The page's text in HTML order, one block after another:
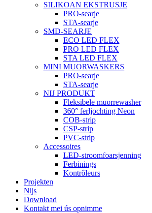
SILIKOAN EKSTRUSJE
PRO-searje
STA-searje
SMD-SEARJE
ECO LED FLEX
PRO LED FLEX
STA LED FLEX
MINI MUORWASKERS
PRO-searje
STA-searje
NIJ PRODUKT
Fleksibele muorrewasher
360° ferljochting Neon
COB-strip
CSP-strip
PVC-strip
Accessoires
LED-stroomfoarsjenning
Ferbinings
Kontrôleurs
Projekten
Nijs
Download
Kontakt mei ús opnimme